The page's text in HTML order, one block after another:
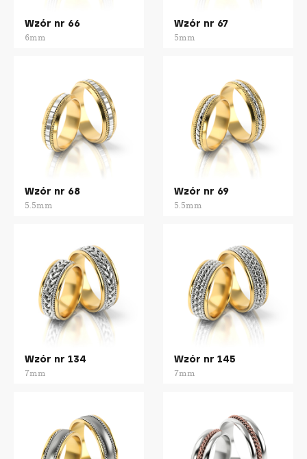
Wzór nr 66
6mm
Wzór nr 67
5mm
Wzór nr 68
5.5mm
Wzór nr 69
5.5mm
Wzór nr 134
7mm
Wzór nr 145
7mm